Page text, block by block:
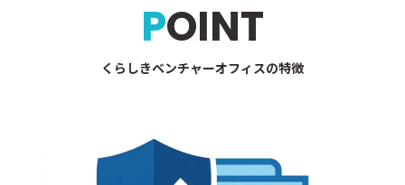
POINT
くらしきベンチャーオフィスの特徴